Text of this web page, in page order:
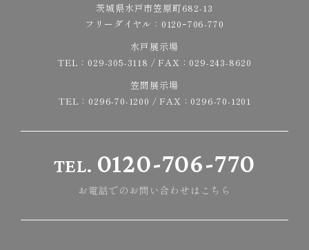
茨城県水戸市笠原町682-13
フリーダイヤル： 0120ｰ706-770
水戸展示場
TEL： 029-305-3118 / FAX：029-243-8620
笠間展示場
TEL： 0296-70-1200 / FAX：0296-70-1201
TEL. 0120-706-770
お電話でのお問い合わせはこちら